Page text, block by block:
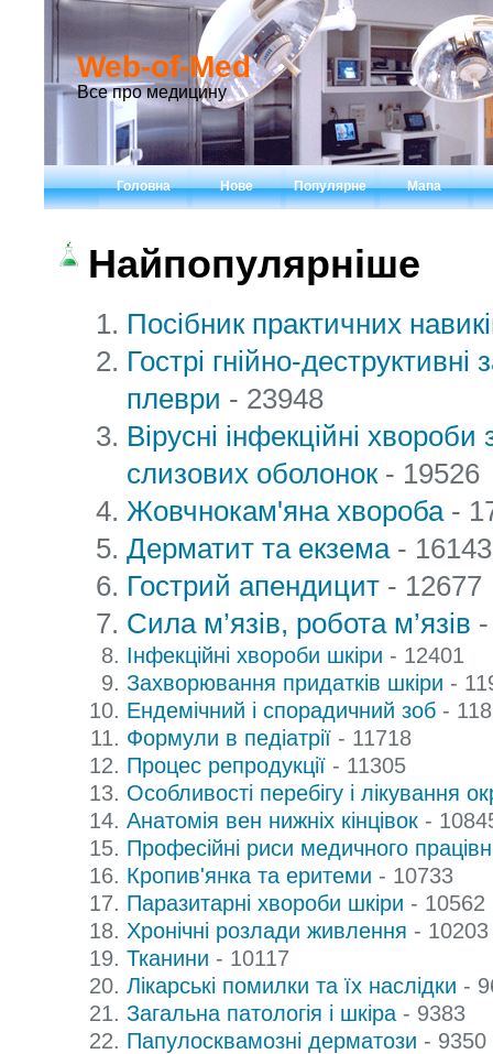
Web-of-Med
Все про медицину
Головна Нове Популярне Мапа
Найпопулярніше
Посібник практичних
Гострі гнійно-
плеври - 23948
Вірусні інфекційні
слизових оболонок- 19526
Жовчнокам'яна хвороба-
Дерматит та екзема- 16143
Гострий апендицит - 12677
Сила м’язів, робота м’язів
Інфекційні хвороби шкіри - 12401
Захворювання придатків шкіри -
Ендемічний і спорадичний зоб -
Формули в педіатрії - 11718
Процес репродукції - 11305
Особливості перебігу і лікування
Анатомія вен нижніх кінцівок -
Професійні риси медичного
Кропив'янка та еритеми - 10733
Паразитарні хвороби шкіри - 10562
Хронічні розлади живлення - 10203
Тканини - 10117
Лікарські помилки та їх наслідки -
Загальна патологія і шкіра - 9383
Папулосквамозні дерматози - 9350